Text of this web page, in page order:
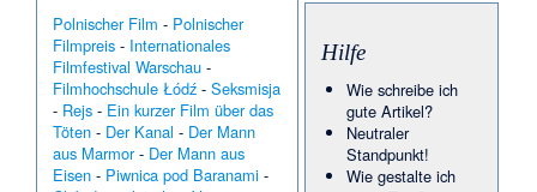
Polnischer Film - Polnischer
Filmpreis - Internationales
Filmfestival Warschau -
Filmhochschule Łódź -Seksmisja
- Rejs - Ein kurzer Film über das
Töten - Der Kanal - Der Mann
aus Marmor- Der Mann aus
Eisen - Piwnica pod Baranami -
Hilfe
Wie schreibe ich
gute Artikel?
Neutraler
Standpunkt!
Wie gestalte ich